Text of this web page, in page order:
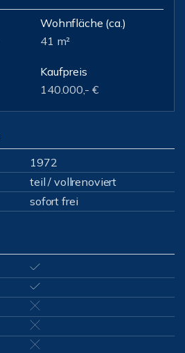
Wohnfläche (ca.)
41 m²
Kaufpreis
140.000,- €
1972
teil / vollrenoviert
sofort frei